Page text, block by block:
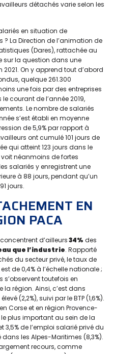
détachés varie selon les
en situation de
La Direction de l’animation de
(Dares), rattachée au
sur la question dans une
On y apprend tout d’abord
quelque 261.300
une fois par des entreprises
courant de l’année 2019,
Le nombre de salariés
s’est établi en moyenne
de 5,9% par rapport à
ont cumulé 101 jours de
qui atteint 123 jours dans le
néanmoins de fortes
salariés y enregistrent une
à 88 jours, pendant qu’un
jours.
EN
PACA
d’ailleurs34% des
que l’industrie. Rapporté
du secteur privé, le taux de
de 0,4% à l’échelle nationale ;
toutefois en
région. Ainsi, c’est dans
(2,2%), suivi par le BTP (1,6%).
Corse et en région Provence-
le plus important au sein de la
de l’emploi salarié privé du
les Alpes-Maritimes (8,3%).
recours, comme